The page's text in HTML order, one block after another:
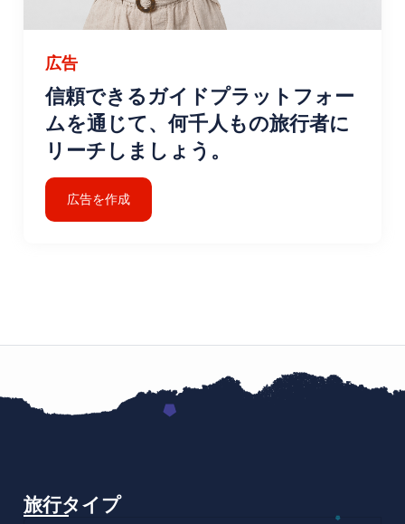
広告
信頼できるガイドプラットフォー
ムを通じて、何千人もの旅行者に
リーチしましょう。
広告を作成
旅行タイプ